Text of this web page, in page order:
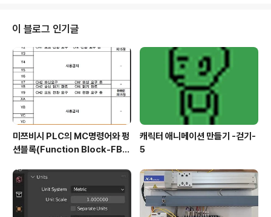
헷갈리기 쉽다는 생각이 듭니다. 그리고 나서 한번 삭제가 어떻게 이루어지는지
보기 위해서 우선 위 스크린샷에서 볼 수 있는 것처럼 점인 버텍스를 4..
이 블로그 인기글
미쯔비시 PLC의 MC명령어와 펑
션블록(Function Block-FB)
캐릭터 애니메이션 만들기 -걷기-
5